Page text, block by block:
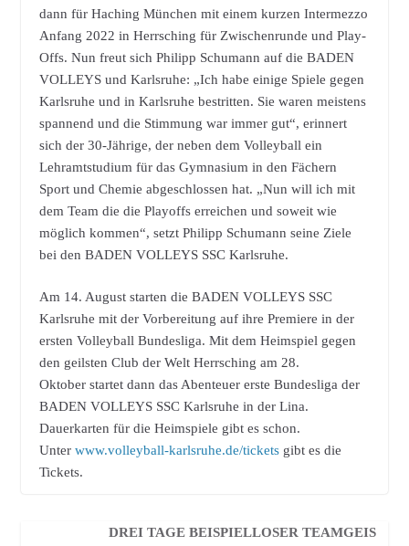
dann für Haching München mit einem kurzen Intermezzo
Anfang 2022 in Herrsching für Zwischenrunde und Play-
Offs. Nun freut sich Philipp Schumann auf die BADEN
VOLLEYS und Karlsruhe: „Ich habe einige Spiele gegen
Karlsruhe und in Karlsruhe bestritten. Sie waren meistens
spannend und die Stimmung war immer gut“, erinnert
sich der 30-Jährige, der neben dem Volleyball ein
Lehramtstudium für das Gymnasium in den Fächern
Sport und Chemie abgeschlossen hat. „Nun will ich mit
dem Team die die Playoffs erreichen und soweit wie
möglich kommen“, setzt Philipp Schumann seine Ziele
bei den BADEN VOLLEYS SSC Karlsruhe.
Am 14. August starten die BADEN VOLLEYS SSC
Karlsruhe mit der Vorbereitung auf ihre Premiere in der
ersten Volleyball Bundesliga. Mit dem Heimspiel gegen
den geilsten Club der Welt Herrsching am 28.
Oktober startet dann das Abenteuer erste Bundesliga der
BADEN VOLLEYS SSC Karlsruhe in der Lina.
Dauerkarten für die Heimspiele gibt es schon.
Unter www.volleyball-karlsruhe.de/ticketsgibt es die
Tickets.
DREI TAGE BEISPIELLOSER TEAMGEIS